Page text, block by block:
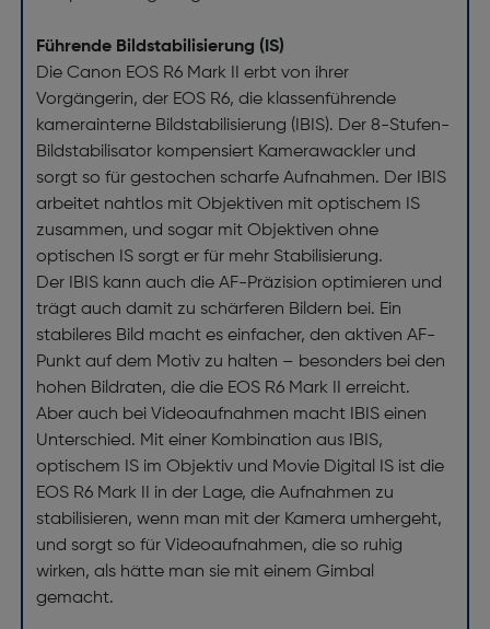
Führende Bildstabilisierung (IS)
Die Canon EOS R6 Mark II erbt von ihrer
Vorgängerin, der EOS R6, die klassenführende
kamerainterne Bildstabilisierung (IBIS). Der 8-Stufen-
Bildstabilisator kompensiert Kamerawackler und
sorgt so für gestochen scharfe Aufnahmen. Der IBIS
arbeitet nahtlos mit Objektiven mit optischem IS
zusammen, und sogar mit Objektiven ohne
optischen IS sorgt er für mehr Stabilisierung.
Der IBIS kann auch die AF-Präzision optimieren und
trägt auch damit zu schärferen Bildern bei. Ein
stabileres Bild macht es einfacher, den aktiven AF-
Punkt auf dem Motiv zu halten – besonders bei den
hohen Bildraten, die die EOS R6 Mark II erreicht.
Aber auch bei Videoaufnahmen macht IBIS einen
Unterschied. Mit einer Kombination aus IBIS,
optischem IS im Objektiv und Movie Digital IS ist die
EOS R6 Mark II in der Lage, die Aufnahmen zu
stabilisieren, wenn man mit der Kamera umhergeht,
und sorgt so für Videoaufnahmen, die so ruhig
wirken, als hätte man sie mit einem Gimbal
gemacht.